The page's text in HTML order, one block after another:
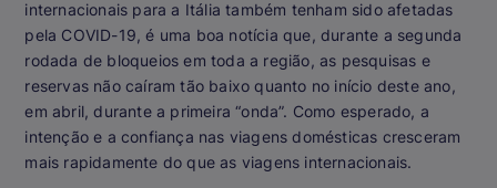
internacionais para a Itália também tenham sido afetadas
pela COVID-19, é uma boa notícia que, durante a segunda
rodada de bloqueios em toda a região, as pesquisas e
reservas não caíram tão baixo quanto no início deste ano,
em abril, durante a primeira “onda”. Como esperado, a
intenção e a confiança nas viagens domésticas cresceram
mais rapidamente do que as viagens internacionais.